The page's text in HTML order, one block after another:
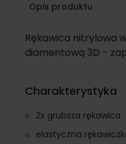
Opis produktu
Rękawica nitrylowa
diamentową 3D -
Charakterystyka
2x grubsza rękawica
elastyczna